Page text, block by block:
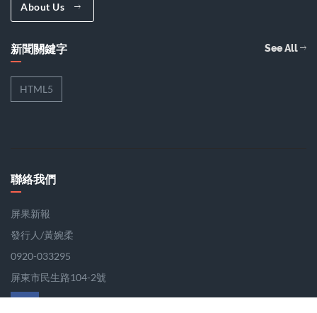
About Us
新聞關鍵字 See All
HTML5
聯絡我們
屏果新報
發行人/黃婉柔
0920-033295
屏東市民生路104-2號